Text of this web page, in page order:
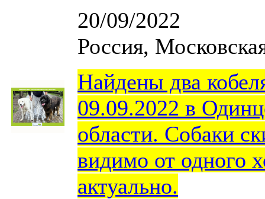
20/09/2022
Россия,
Найдены два
09.09.2022 в
области. Собаки
видимо от одного
актуально.